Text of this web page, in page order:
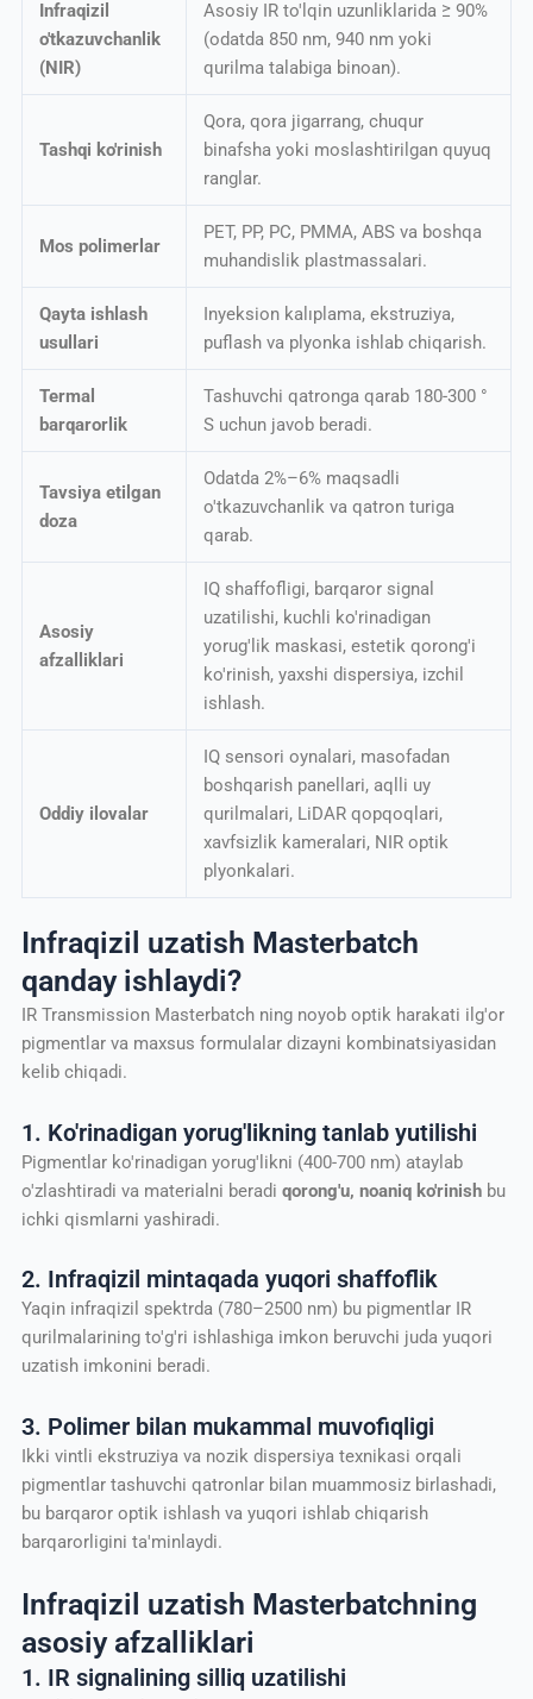
Infraqizil
o'tkazuvchanlik
(NIR)
Asosiy IR to'lqin uzunliklarida ≥ 90%
(odatda 850 nm, 940 nm yoki
qurilma talabiga binoan).
Tashqi ko'rinish
Qora, qora jigarrang, chuqur
binafsha yoki moslashtirilgan quyuq
ranglar.
Mos polimerlar
PET, PP, PC, PMMA, ABS va boshqa
muhandislik plastmassalari.
Qayta ishlash
usullari
Inyeksion kalıplama, ekstruziya,
puflash va plyonka ishlab chiqarish.
Termal
barqarorlik
Tashuvchi qatronga qarab 180-300 °
S uchun javob beradi.
Tavsiya etilgan
doza
Odatda 2%–6% maqsadli
o'tkazuvchanlik va qatron turiga
qarab.
Asosiy
afzalliklari
IQ shaffofligi, barqaror signal
uzatilishi, kuchli ko'rinadigan
yorug'lik maskasi, estetik qorong'i
ko'rinish, yaxshi dispersiya, izchil
ishlash.
Oddiy ilovalar
IQ sensori oynalari, masofadan
boshqarish panellari, aqlli uy
qurilmalari, LiDAR qopqoqlari,
xavfsizlik kameralari, NIR optik
plyonkalari.
Infraqizil uzatish Masterbatch
qanday ishlaydi?
IR Transmission Masterbatch ning noyob optik harakati ilg'or
pigmentlar va maxsus formulalar dizayni kombinatsiyasidan
kelib chiqadi.
1. Ko'rinadigan yorug'likning tanlab yutilishi
Pigmentlar ko'rinadigan yorug'likni (400-700 nm) ataylab
o'zlashtiradi va materialni beradi qorong'u, noaniq ko'rinishbu
ichki qismlarni yashiradi.
2. Infraqizil mintaqada yuqori shaffoflik
Yaqin infraqizil spektrda (780–2500 nm) bu pigmentlar IR
qurilmalarining to'g'ri ishlashiga imkon beruvchi juda yuqori
uzatish imkonini beradi.
3. Polimer bilan mukammal muvofiqligi
Ikki vintli ekstruziya va nozik dispersiya texnikasi orqali
pigmentlar tashuvchi qatronlar bilan muammosiz birlashadi,
bu barqaror optik ishlash va yuqori ishlab chiqarish
barqarorligini ta'minlaydi.
Infraqizil uzatish Masterbatchning
asosiy afzalliklari
1. IR signalining silliq uzatilishi